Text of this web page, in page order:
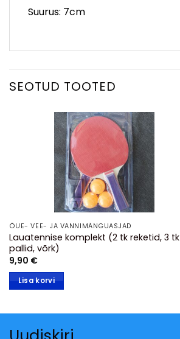
Suurus: 7cm
SEOTUD TOOTED
ÕUE- VEE- JA VANNIMÄNGUASJAD
Lauatennise komplekt (2 tk reketid, 3 tk
pallid, võrk)
9,90 €
Lisa korvi